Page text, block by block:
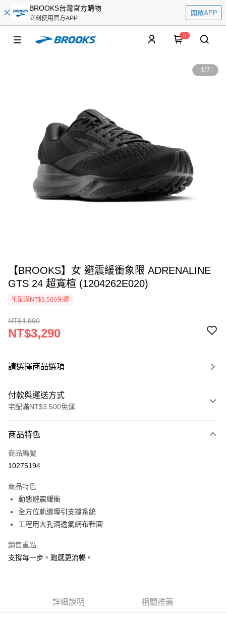
BROOKS台灣官方購物
立刻使用官方APP
開啟APP
0
1/7
【BROOKS】女 避震緩衝象限 ADRENALINE
GTS 24 超寬楦 (1204262E020)
宅配滿NT$3,500免運
NT$4,990
NT$3,290
請選擇商品選項
付款與運送方式
宅配滿NT$3,500免運
信用卡一次付款
ATM付款
運送方式
宅配
每筆NT$100，滿NT$3,500(含以上)免運費
商品特色
商品編號
10275194
商品特色
動態避震緩衝
全方位軌道導引支撐系統
工程用大孔洞透氣網布鞋面
銷售重點
支撐每一步，跑感更流暢。
詳細說明 相關推薦